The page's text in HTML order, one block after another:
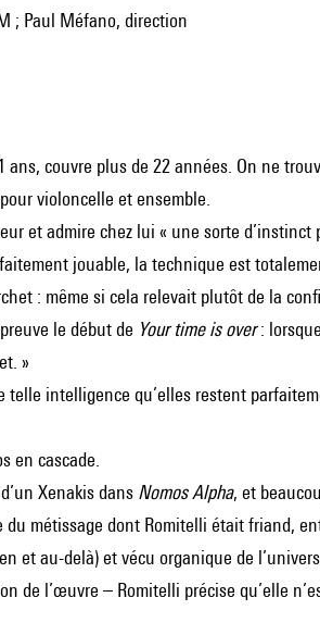
; Paul Méfano, direction
couvre plus de 22 années. On ne
violoncelle et ensemble.
et admire chez lui « une sorte d’instinct
jouable, la technique est
: même si cela relevait plutôt de la
le début de Your time is over:
»
telle intelligence qu’elles restent
en cascade.
Xenakis dans Nomos Alpha, et
métissage dont Romitelli était friand,
et au-delà) et vécu organique de
de l’œuvre – Romitelli précise qu’elle